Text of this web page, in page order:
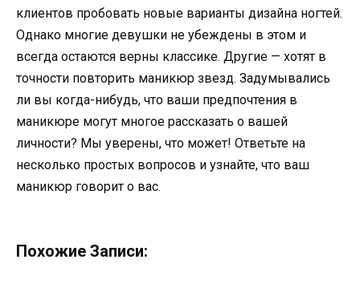
клиентов пробовать новые варианты дизайна ногтей.
Однако многие девушки не убеждены в этом и
всегда остаются верны классике. Другие — хотят в
точности повторить маникюр звезд. Задумывались
ли вы когда-нибудь, что ваши предпочтения в
маникюре могут многое рассказать о вашей
личности? Мы уверены, что может! Ответьте на
несколько простых вопросов и узнайте, что ваш
маникюр говорит о вас.
Похожие Записи: